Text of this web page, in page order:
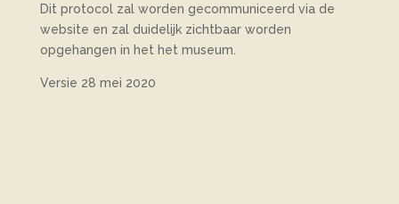
Dit protocol zal worden gecommuniceerd via de
website en zal duidelijk zichtbaar worden
opgehangen in het het museum.
Versie 28 mei 2020